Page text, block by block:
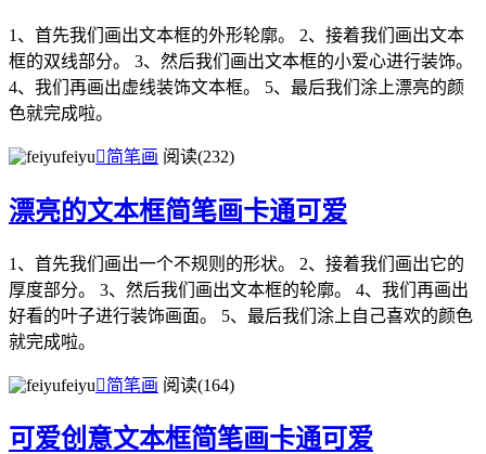
1、首先我们画出文本框的外形轮廓。 2、接着我们画出文本
框的双线部分。 3、然后我们画出文本框的小爱心进行装饰。
4、我们再画出虚线装饰文本框。 5、最后我们涂上漂亮的颜
色就完成啦。
feiyu简笔画 阅读(232)
漂亮的文本框简笔画卡通可爱
1、首先我们画出一个不规则的形状。 2、接着我们画出它的
厚度部分。 3、然后我们画出文本框的轮廓。 4、我们再画出
好看的叶子进行装饰画面。 5、最后我们涂上自己喜欢的颜色
就完成啦。
feiyu简笔画 阅读(164)
可爱创意文本框简笔画卡通可爱